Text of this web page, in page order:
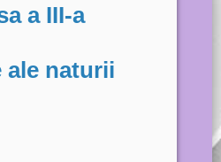
a III-a
ale naturii